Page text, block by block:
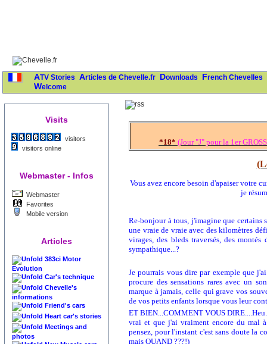
ATV Stories Articles de Chevelle.fr Downloads
French Chevelles
Welcome
Visits
visitors
visitors online
Webmaster - Infos
Webmaster
Favorites
Mobile version
Articles
383ci Motor
Evolution
Car's technique
Chevelle's
informations
Friend's cars
Heart car's stories
Meetings and
photos
*18* (Jour "J" pour la 1er
Vous avez encore besoin d'apaiser votre
je
Re-bonjour à tous, j'imagine que certains
une vraie de vraie avec des kilomètres
virages, des bleds traversés, des
sympathique...?
Je pourrais vous dire par exemple que
procure des sensations rares avec un
marque à jamais, celle qui grave vos
de vos petits enfants lorsque vous leur
ET BIEN...COMMENT VOUS
vrai et que j'ai vraiment encore du mal
pensez, pour l'instant c'est sans doute la
mais QUAND ???!)